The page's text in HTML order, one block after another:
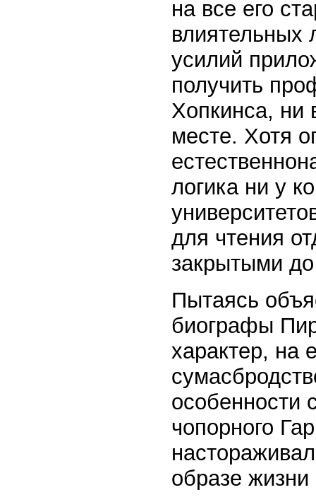
на все его
влиятельных
усилий
получить
Хопкинса, ни
месте. Хотя
логика ни у
для чтения
закрытыми
Пытаясь
биографы
характер, на
особенности
чопорного
образе жизни